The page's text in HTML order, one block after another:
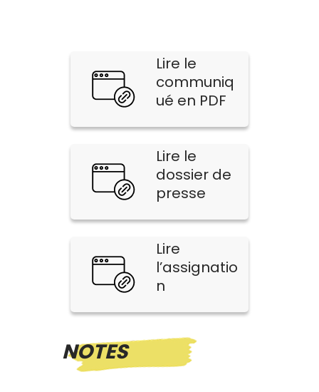
Lire le
communiq
ué en PDF
Lire le
dossier de
presse
Lire
l’assignatio
n
NOTES